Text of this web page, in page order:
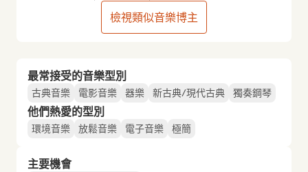
最常接受的音樂型別
古典音樂 電影音樂 器樂 新古典/現代古典 獨奏鋼琴
他們熱愛的型別
環境音樂 放鬆音樂 電子音樂 極簡
主要機會
檢視類似音樂博主